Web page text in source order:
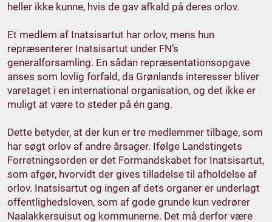
heller ikke kunne, hvis de gav afkald på deres orlov.
Et medlem af Inatsisartut har orlov, mens hun
repræsenterer Inatsisartut under FN’s
generalforsamling. En sådan repræsentationsopgave
anses som lovlig forfald, da Grønlands interesser bliver
varetaget i en international organisation, og det ikke er
muligt at være to steder på én gang.
Dette betyder, at der kun er tre medlemmer tilbage, som
har søgt orlov af andre årsager. Ifølge Landstingets
Forretningsorden er det Formandskabet for Inatsisartut,
som afgør, hvorvidt der gives tilladelse til afholdelse af
orlov. Inatsisartut og ingen af dets organer er underlagt
offentlighedsloven, som af gode grunde kun vedrører
Naalakkersuisut og kommunerne. Det må derfor være